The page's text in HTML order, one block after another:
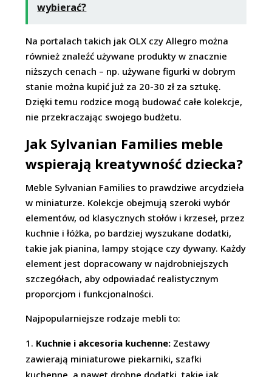
wybierać?
Na portalach takich jak OLX czy Allegro można
również znaleźć używane produkty w znacznie
niższych cenach – np. używane figurki w dobrym
stanie można kupić już za 20-30 zł za sztukę.
Dzięki temu rodzice mogą budować całe kolekcje,
nie przekraczając swojego budżetu.
Jak Sylvanian Families meble
wspierają kreatywność dziecka?
Meble Sylvanian Families to prawdziwe arcydzieła
w miniaturze. Kolekcje obejmują szeroki wybór
elementów, od klasycznych stołów i krzeseł, przez
kuchnie i łóżka, po bardziej wyszukane dodatki,
takie jak pianina, lampy stojące czy dywany. Każdy
element jest dopracowany w najdrobniejszych
szczegółach, aby odpowiadać realistycznym
proporcjom i funkcjonalności.
Najpopularniejsze rodzaje mebli to:
Kuchnie i akcesoria kuchenne: Zestawy
zawierają miniaturowe piekarniki, szafki